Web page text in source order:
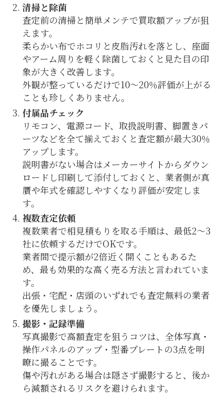
清掃と除菌
査定前の清掃と簡単メンテで買取額アップが狙
えます。
柔らかい布でホコリと皮脂汚れを落とし、座面
やアーム周りを軽く除菌しておくと見た目の印
象が大きく改善します。
外観が整っているだけで10〜20％評価が上がる
ことも珍しくありません。
付属品チェック
リモコン、電源コード、取扱説明書、脚置きパ
ーツなどを全て揃えておくと査定額が最大30％
アップします。
説明書がない場合はメーカーサイトからダウン
ロードし印刷して添付しておくと、業者側が真
贋や年式を確認しやすくなり評価が安定しま
す。
複数査定依頼
複数業者で相見積もりを取る手順は、最低2〜3
社に依頼するだけでOKです。
業者間で提示額が2倍近く開くこともあるた
め、最も効果的な高く売る方法と言われていま
す。
出張・宅配・店頭のいずれでも査定無料の業者
を優先しましょう。
撮影・記録準備
写真撮影で高額査定を狙うコツは、全体写真・
操作パネルのアップ・型番プレートの3点を明
瞭に撮ることです。
傷や汚れがある場合は隠さず撮影すると、後か
ら減額されるリスクを避けられます。